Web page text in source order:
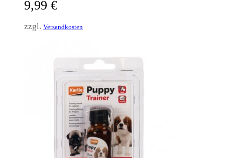
9,99 €
zzgl. Versandkosten